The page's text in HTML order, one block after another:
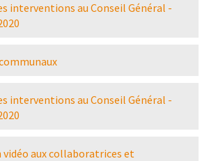
interventions au Conseil Général -
interventions au Conseil Général -
aux collaboratrices et